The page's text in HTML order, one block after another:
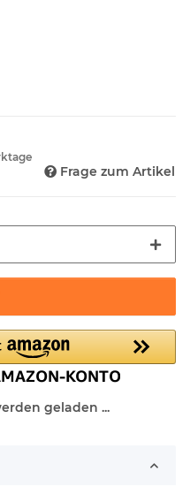
Frage zum Artikel
geladen ...